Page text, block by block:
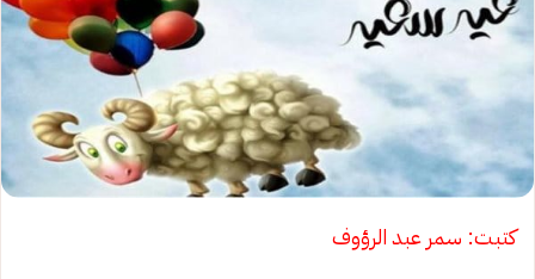
كتبت: سمر عبد الرؤوف